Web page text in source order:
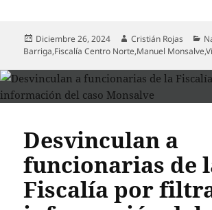
Publicado
el
Diciembre 26, 2024 Autor
Cristián Rojas
Barriga,Fiscalía Centro Norte,Manuel Monsalve,
Desvinculan a
funcionarias de
Fiscalía por